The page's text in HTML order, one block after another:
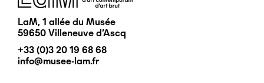
LaM, 1 allée du Musée
59650 Villeneuve d'Ascq
+33 (0)3 20 19 68 68
info@musee-lam.fr